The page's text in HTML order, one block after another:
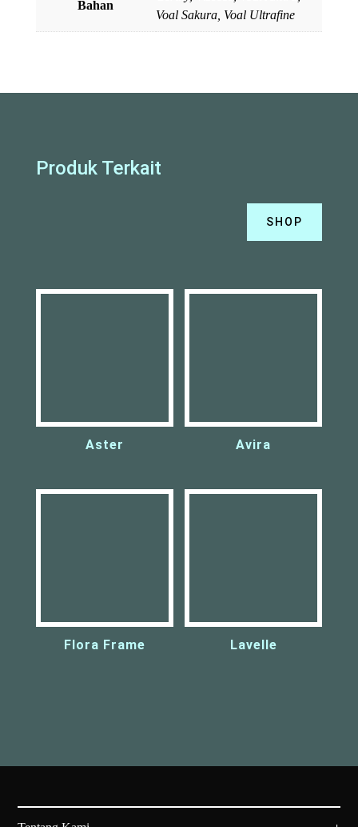
Bahan
Voal Sakura, Voal Ultrafine
Produk Terkait
SHOP
Aster Avira
Flora Frame Lavelle